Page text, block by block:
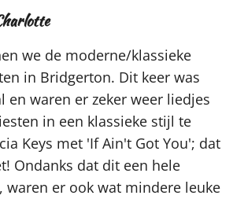
we de moderne/klassieke
in Bridgerton. Dit keer was
en waren er zeker weer liedjes
in een klassieke stijl te
Keys met 'If Ain't Got You'; dat
Ondanks dat dit een hele
waren er ook wat mindere leuke